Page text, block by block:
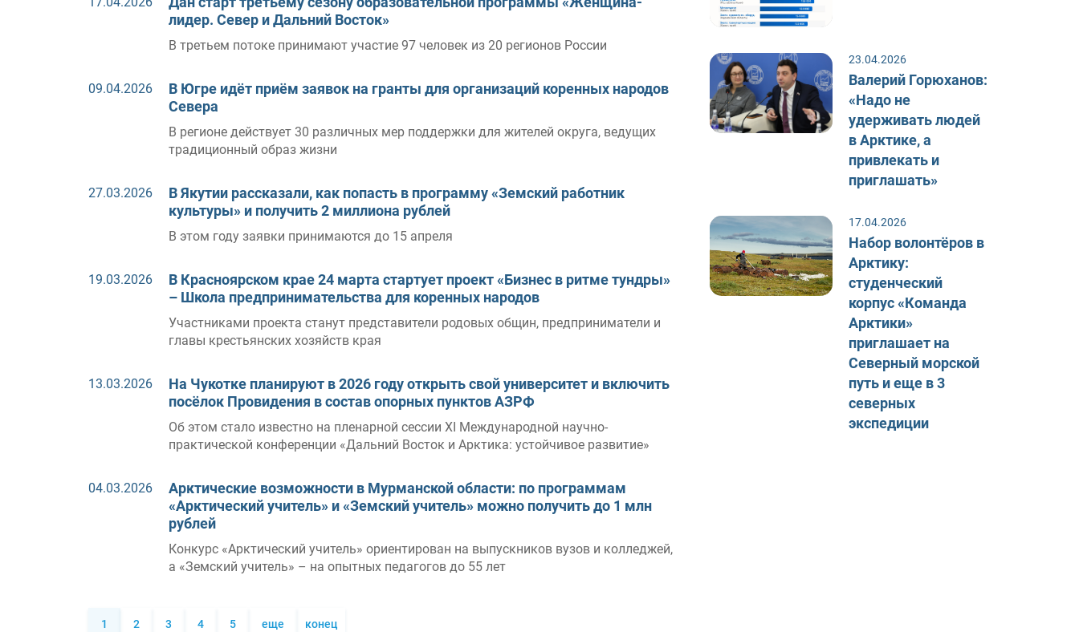
лидер. Север и Дальний Восток»
В третьем потоке принимают участие 97 человек из 20 регионов России
09.04.2026
В Югре идёт приём заявок на гранты для организаций коренных народов
Севера
В регионе действует 30 различных мер поддержки для жителей округа, ведущих
традиционный образ жизни
27.03.2026
В Якутии рассказали, как попасть в программу «Земский работник
культуры» и получить 2 миллиона рублей
В этом году заявки принимаются до 15 апреля
19.03.2026
В Красноярском крае 24 марта стартует проект «Бизнес в ритме тундры»
– Школа предпринимательства для коренных народов
Участниками проекта станут представители родовых общин, предприниматели и
главы крестьянских хозяйств края
13.03.2026
На Чукотке планируют в 2026 году открыть свой университет и включить
посёлок Провидения в состав опорных пунктов АЗРФ
Об этом стало известно на пленарной сессии XI Международной научно-
практической конференции «Дальний Восток и Арктика: устойчивое развитие»
04.03.2026
Арктические возможности в Мурманской области: по программам
«Арктический учитель» и «Земский учитель» можно получить до 1 млн
рублей
Конкурс «Арктический учитель» ориентирован на выпускников вузов и колледжей,
а «Земский учитель» – на опытных педагогов до 55 лет
1 2 3 4 5 еще конец
23.04.2026
Валерий Горюханов:
«Надо не
удерживать людей
в Арктике, а
привлекать и
приглашать»
17.04.2026
Набор волонтёров в
Арктику:
студенческий
корпус «Команда
Арктики»
приглашает на
Северный морской
путь и еще в 3
северных
экспедиции